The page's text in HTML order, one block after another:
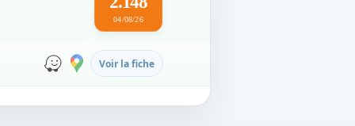
04/08/26
Voir la fiche